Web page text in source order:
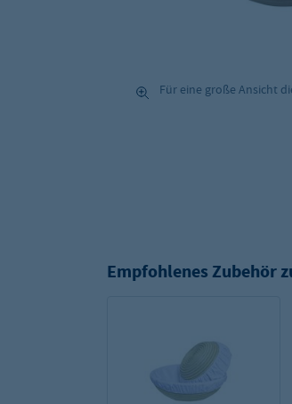
Für eine große Ansicht
Empfohlenes Zubehör